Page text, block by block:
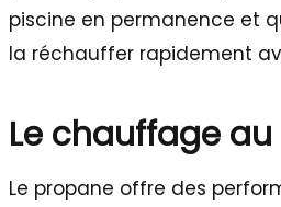
piscine en permanence et
la réchauffer rapidement
Le chauffage
Le propane offre des